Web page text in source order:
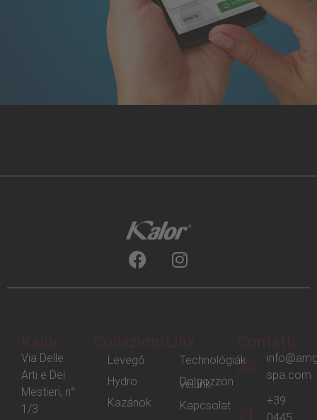
Kalor
Via Delle
Arti e Dei
Mestieri, n°
1/3
Collezioni
Levegő
Hydro
Kazánok
Link
Technológiák
Dolgozzon
velünk
Kapcsolat
Contatti
spa.com
+39